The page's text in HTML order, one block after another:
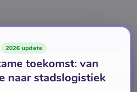
voor
2026 update
toekomst: van
naar stadslogistiek